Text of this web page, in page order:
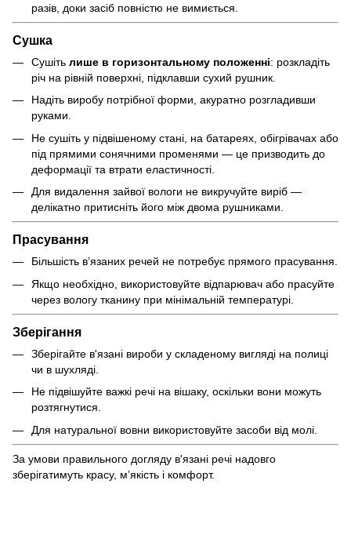
разів, доки засіб повністю не вимиється.
Сушка
Сушіть лише в горизонтальному положенні: розкладіть
річ на рівній поверхні, підклавши сухий рушник.
Надіть виробу потрібної форми, акуратно розгладивши
руками.
Не сушіть у підвішеному стані, на батареях, обігрівачах або
під прямими сонячними променями — це призводить до
деформації та втрати еластичності.
Для видалення зайвої вологи не викручуйте виріб —
делікатно притисніть його між двома рушниками.
Прасування
Більшість в’язаних речей не потребує прямого прасування.
Якщо необхідно, використовуйте відпарювач або прасуйте
через вологу тканину при мінімальній температурі.
Зберігання
Зберігайте в'язані вироби у складеному вигляді на полиці
чи в шухляді.
Не підвішуйте важкі речі на вішаку, оскільки вони можуть
розтягнутися.
Для натуральної вовни використовуйте засоби від молі.
За умови правильного догляду в'язані речі надовго
зберігатимуть красу, м’якість і комфорт.